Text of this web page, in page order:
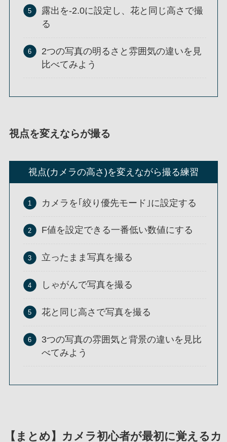
露出を-2.0に設定し、花と同じ高さで撮
る
2つの写真の明るさと雰囲気の違いを見
比べてみよう
視点を変えならが撮る
視点(カメラの高さ)を変えながら撮る練習
カメラを｢絞り優先モード｣に設定する
F値を設定できる一番低い数値にする
立ったまま写真を撮る
しゃがんで写真を撮る
花と同じ高さで写真を撮る
3つの写真の雰囲気と背景の違いを見比
べてみよう
【まとめ】カメラ初心者が最初に覚えるカ